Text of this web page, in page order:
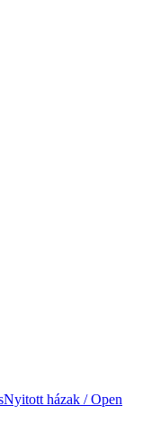
Nyitott házak / Open